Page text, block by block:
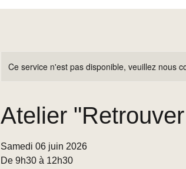
Ce service n'est pas disponible, veuillez nous
Atelier
Samedi 06 juin 2026
De 9h30 à 12h30